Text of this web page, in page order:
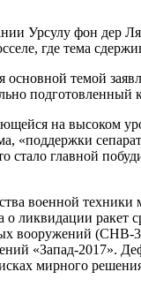
Урсулу фон
где тема
основной темой
на
«поддержки
стало главной
военной
ликвидации
вооружений (СНВ-
«Запад-
мирного